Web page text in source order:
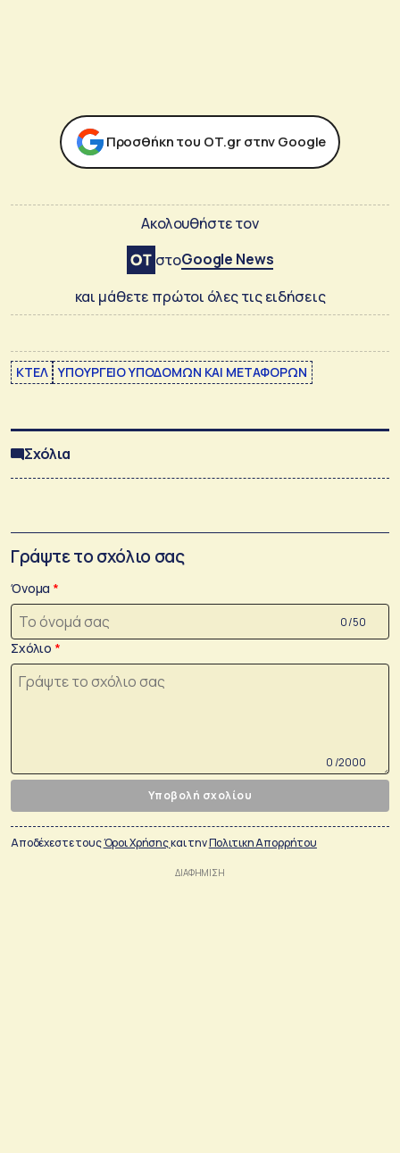
Προσθήκη του ΟΤ.gr στην Google
Ακολουθήστε τον
στοGoogle News
και μάθετε πρώτοι όλες τις ειδήσεις
ΚΤΕΛ ΥΠΟΥΡΓΕΙΟ ΥΠΟΔΟΜΩΝ ΚΑΙ ΜΕΤΑΦΟΡΩΝ
Σχόλια
Γράψτε το σχόλιο σας
Όνομα
0 /50
Σχόλιο
0 /2000
Υποβολή σχολίου
Αποδέχεστε τουςΌροι Χρήσηςκαι τηνΠολιτικη Απορρήτου